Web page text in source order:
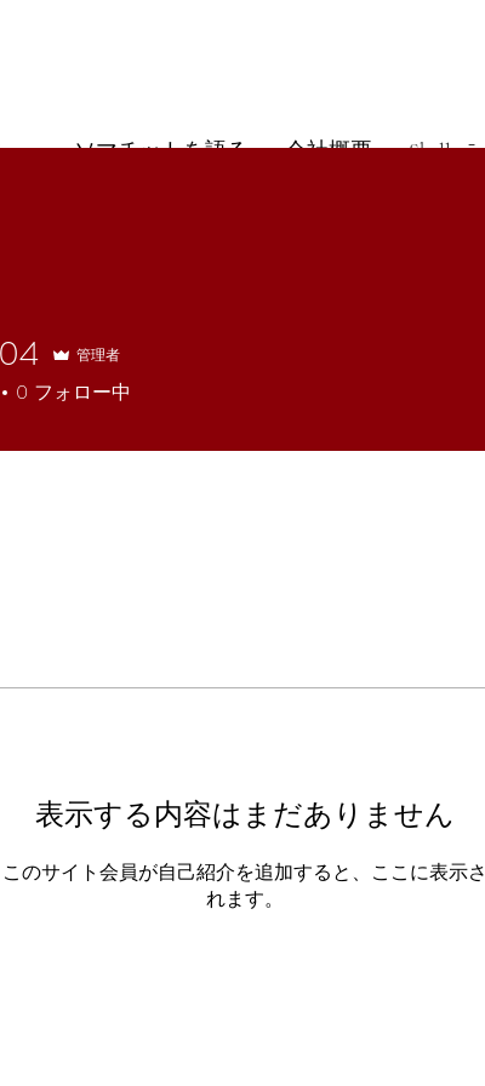
ソマチットを語る 会社概要 Shell+e⁻
表示する内容はまだありません
このサイト会員が自己紹介を追加すると、ここに表示さ
れます。
管理者
0 フォロー中